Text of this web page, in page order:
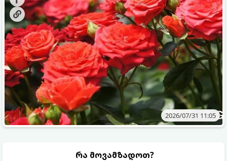
ვიცოდეთ, რომელი სასუქები გამოიყენება ამ დროს.
2026/07/31 11:05
რა მოვამზადოთ?